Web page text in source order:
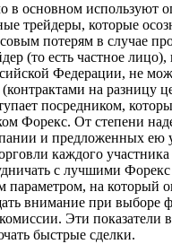
в основном используют
трейдеры, которые
потерям в случае
(то есть частное
Федерации, не
на разницу
посредником,
Форекс. От степени
и предложенных ею
каждого
с лучшими
на который
внимание при выборе
Эти показатели
быстрые сделки.